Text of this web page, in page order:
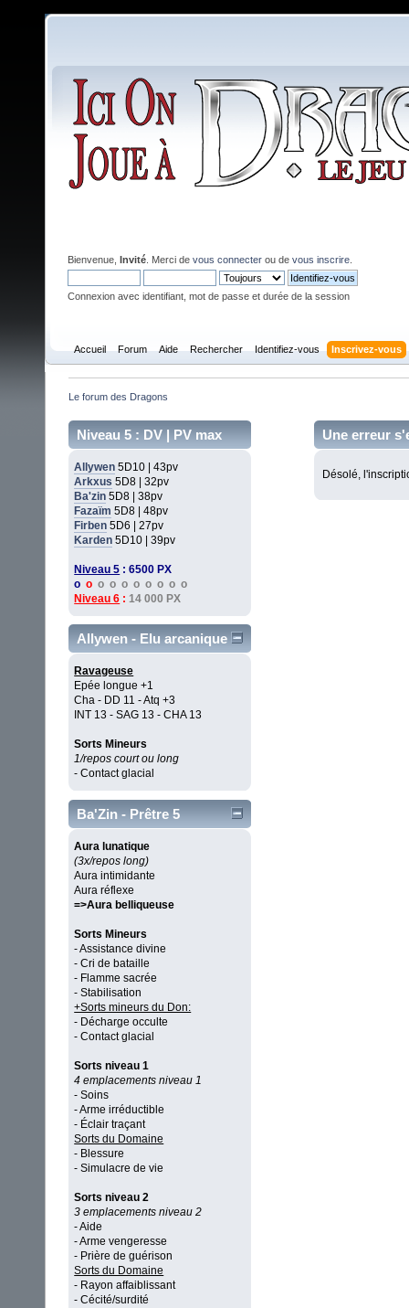
Bienvenue, Invité . Merci de vous connecter ou de vous inscrire
Connexion avec identifiant, mot de passe et durée de la session
Accueil Forum Aide Rechercher Identifiez-vous Inscrivez-vous
Le forum des Dragons
Niveau 5 : DV | PV max
Allywen 5D10 | 43pv
Arkxus 5D8 | 32pv
Ba'zin 5D8 | 38pv
Fazaïm 5D8 | 48pv
Firben 5D6 | 27pv
Karden 5D10 | 39pv
Niveau 5 : 6500 PX
oo o o o o o o o o
Niveau 6 : 14 000 PX
Allywen - Elu arcanique
Ravageuse
Epée longue +1
Cha - DD 11 - Atq +3
INT 13 - SAG 13 - CHA 13
Sorts Mineurs
1/repos court ou long
- Contact glacial
Ba'Zin - Prêtre 5
Aura lunatique
(3x/repos long)
Aura intimidante
Aura réflexe
=>Aura belliqueuse
Sorts Mineurs
- Assistance divine
- Cri de bataille
- Flamme sacrée
- Stabilisation
+Sorts mineurs du Don:
- Décharge occulte
- Contact glacial
Sorts niveau 1
4 emplacements niveau 1
- Soins
- Arme irréductible
- Éclair traçant
Sorts du Domaine
- Blessure
- Simulacre de vie
Sorts niveau 2
3 emplacements niveau 2
- Aide
- Arme vengeresse
- Prière de guérison
Sorts du Domaine
- Rayon affaiblissant
- Cécité/surdité
Une erreur
Désolé,